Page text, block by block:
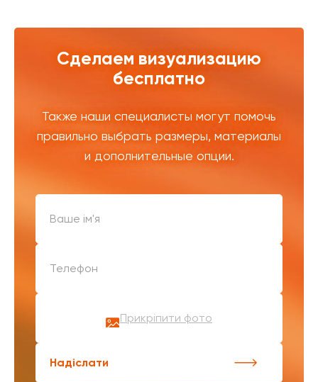
Сделаем визуализацию
бесплатно
Также наши специалисты могут помочь
правильно выбрать размеры, материалы
и дополнительные опции.
Прикріпити фото
Надіслати